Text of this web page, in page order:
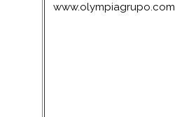
www.olympiagrupo.com